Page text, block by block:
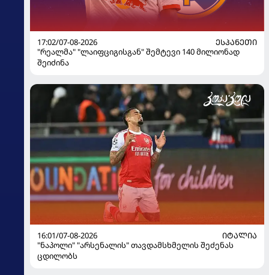
17:02/07-08-2026
ᲔᲡᲞᲐᲜᲔᲗᲘ
"რეალმა" "ლაიფციგისგან" შემტევი 140 მილიონად
შეიძინა
16:01/07-08-2026
ᲘᲢᲐᲚᲘᲐ
"ნაპოლი" "არსენალის" თავდამსხმელის შეძენას
ცდილობს